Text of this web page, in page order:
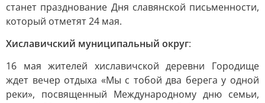
станет празднование Дня славянской письменности,
который отметят 24 мая.
Хиславичский муниципальный округ:
16 мая жителей хиславичской деревни Городище
ждет вечер отдыха «Мы с тобой два берега у одной
реки», посвященный Международному дню семьи,